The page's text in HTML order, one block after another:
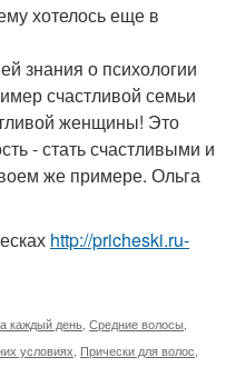
хотелось еще в
знания о психологии
счастливой семьи
женщины! Это
- стать счастливыми и
же примере. Ольга
http://pricheski.ru-
каждый день Средние волосы
условиях Прически для волос